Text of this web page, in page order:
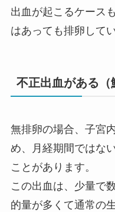
出血が起こるケース
はあっても排卵して
不正出血がある（
無排卵の場合、子宮
め、月経期間ではな
ことがあります。
この出血は、少量で
的量が多くて通常の